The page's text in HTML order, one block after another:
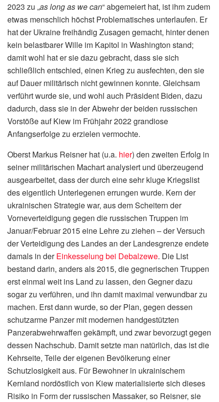
2023 zu „as long as we can“ abgemeiert hat, ist ihm zudem
etwas menschlich höchst Problematisches unterlaufen. Er
hat der Ukraine freihändig Zusagen gemacht, hinter denen
kein belastbarer Wille im Kapitol in Washington stand;
damit wohl hat er sie dazu gebracht, dass sie sich
schließlich entschied, einen Krieg zu ausfechten, den sie
auf Dauer militärisch nicht gewinnen konnte. Gleichsam
verführt wurde sie, und wohl auch Präsident Biden, dazu
dadurch, dass sie in der Abwehr der beiden russischen
Vorstöße auf Kiew im Frühjahr 2022 grandiose
Anfangserfolge zu erzielen vermochte.
Oberst Markus Reisner hat (u.a. hier) den zweiten Erfolg in
seiner militärischen Machart analysiert und überzeugend
ausgearbeitet, dass der durch eine sehr kluge Kriegslist
des eigentlich Unterlegenen errungen wurde. Kern der
ukrainischen Strategie war, aus dem Scheitern der
Vorneverteidigung gegen die russischen Truppen im
Januar/Februar 2015 eine Lehre zu ziehen – der Versuch
der Verteidigung des Landes an der Landesgrenze endete
damals in derEinkesselung bei Debalzewe. Die List
bestand darin, anders als 2015, die gegnerischen Truppen
erst einmal weit ins Land zu lassen, den Gegner dazu
sogar zu verführen, und ihn damit maximal verwundbar zu
machen. Erst dann wurde, so der Plan, gegen dessen
schutzarme Panzer mit modernen handgestützten
Panzerabwehrwaffen gekämpft, und zwar bevorzugt gegen
dessen Nachschub. Damit setzte man natürlich, das ist die
Kehrseite, Teile der eigenen Bevölkerung einer
Schutzlosigkeit aus. Für Bewohner in ukrainischem
Kernland nordöstlich von Kiew materialisierte sich dieses
Risiko in Form der russischen Massaker, so Reisner, sie